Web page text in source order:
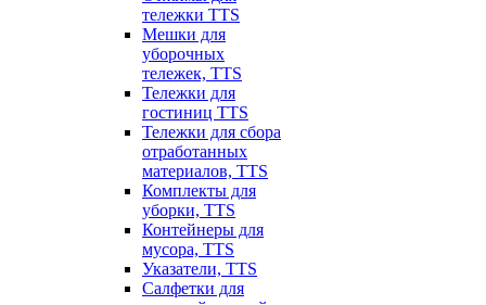
тележки TTS
Мешки для
уборочных
тележек, TTS
Тележки для
гостиниц TTS
Тележки для сбора
отработанных
материалов, TTS
Комплекты для
уборки, TTS
Контейнеры для
мусора, TTS
Указатели, TTS
Салфетки для